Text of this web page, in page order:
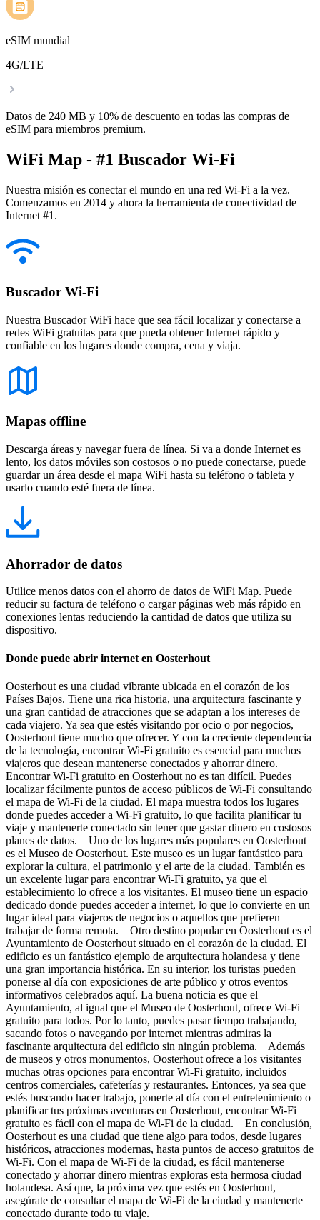
eSIM mundial
4G/LTE
Datos de 240 MB y 10% de descuento en todas las compras de
eSIM para miembros premium.
WiFi Map - #1 Buscador Wi-Fi
Nuestra misión es conectar el mundo en una red Wi-Fi a la vez.
Comenzamos en 2014 y ahora la herramienta de conectividad de
Internet #1.
Buscador Wi-Fi
Nuestra Buscador WiFi hace que sea fácil localizar y conectarse a
redes WiFi gratuitas para que pueda obtener Internet rápido y
confiable en los lugares donde compra, cena y viaja.
Mapas offline
Descarga áreas y navegar fuera de línea. Si va a donde Internet es
lento, los datos móviles son costosos o no puede conectarse, puede
guardar un área desde el mapa WiFi hasta su teléfono o tableta y
usarlo cuando esté fuera de línea.
Ahorrador de datos
Utilice menos datos con el ahorro de datos de WiFi Map. Puede
reducir su factura de teléfono o cargar páginas web más rápido en
conexiones lentas reduciendo la cantidad de datos que utiliza su
dispositivo.
Donde puede abrir internet en Oosterhout
Oosterhout es una ciudad vibrante ubicada en el corazón de los
Países Bajos. Tiene una rica historia, una arquitectura fascinante y
una gran cantidad de atracciones que se adaptan a los intereses de
cada viajero. Ya sea que estés visitando por ocio o por negocios,
Oosterhout tiene mucho que ofrecer. Y con la creciente dependencia
de la tecnología, encontrar Wi-Fi gratuito es esencial para muchos
viajeros que desean mantenerse conectados y ahorrar dinero.
Encontrar Wi-Fi gratuito en Oosterhout no es tan difícil. Puedes
localizar fácilmente puntos de acceso públicos de Wi-Fi consultando
el mapa de Wi-Fi de la ciudad. El mapa muestra todos los lugares
donde puedes acceder a Wi-Fi gratuito, lo que facilita planificar tu
viaje y mantenerte conectado sin tener que gastar dinero en costosos
planes de datos. Uno de los lugares más populares en Oosterhout
es el Museo de Oosterhout. Este museo es un lugar fantástico para
explorar la cultura, el patrimonio y el arte de la ciudad. También es
un excelente lugar para encontrar Wi-Fi gratuito, ya que el
establecimiento lo ofrece a los visitantes. El museo tiene un espacio
dedicado donde puedes acceder a internet, lo que lo convierte en un
lugar ideal para viajeros de negocios o aquellos que prefieren
trabajar de forma remota. Otro destino popular en Oosterhout es el
Ayuntamiento de Oosterhout situado en el corazón de la ciudad. El
edificio es un fantástico ejemplo de arquitectura holandesa y tiene
una gran importancia histórica. En su interior, los turistas pueden
ponerse al día con exposiciones de arte público y otros eventos
informativos celebrados aquí. La buena noticia es que el
Ayuntamiento, al igual que el Museo de Oosterhout, ofrece Wi-Fi
gratuito para todos. Por lo tanto, puedes pasar tiempo trabajando,
sacando fotos o navegando por internet mientras admiras la
fascinante arquitectura del edificio sin ningún problema. Además
de museos y otros monumentos, Oosterhout ofrece a los visitantes
muchas otras opciones para encontrar Wi-Fi gratuito, incluidos
centros comerciales, cafeterías y restaurantes. Entonces, ya sea que
estés buscando hacer trabajo, ponerte al día con el entretenimiento o
planificar tus próximas aventuras en Oosterhout, encontrar Wi-Fi
gratuito es fácil con el mapa de Wi-Fi de la ciudad. En conclusión,
Oosterhout es una ciudad que tiene algo para todos, desde lugares
históricos, atracciones modernas, hasta puntos de acceso gratuitos de
Wi-Fi. Con el mapa de Wi-Fi de la ciudad, es fácil mantenerse
conectado y ahorrar dinero mientras exploras esta hermosa ciudad
holandesa. Así que, la próxima vez que estés en Oosterhout,
asegúrate de consultar el mapa de Wi-Fi de la ciudad y mantenerte
conectado durante todo tu viaje.